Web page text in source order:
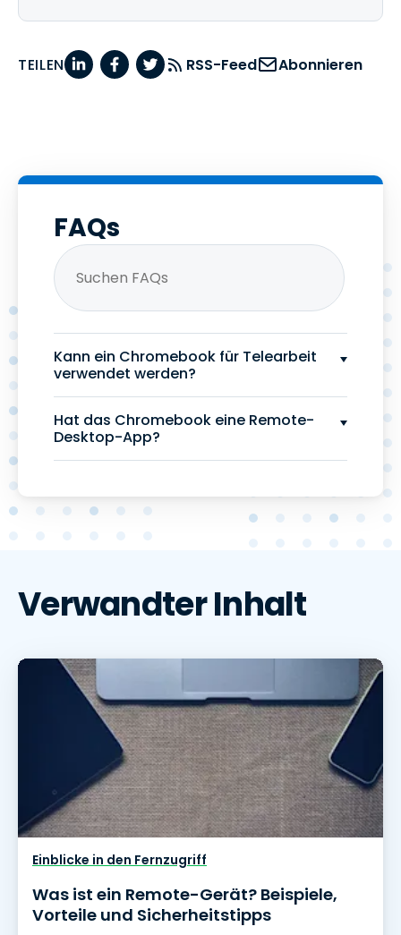
TEILEN RSS-Feed Abonnieren
FAQs
Kann ein Chromebook für Telearbeit
verwendet werden?
Hat das Chromebook eine Remote-
Desktop-App?
Verwandter Inhalt
Einblicke in den Fernzugriff
Was ist ein Remote-Gerät? Beispiele,
Vorteile und Sicherheitstipps